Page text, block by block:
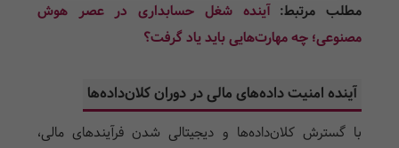
مطلب مرتبط:آینده شغل حسابداری در عصر هوش
مصنوعی؛ چه مهارت‌هایی باید یاد گرفت؟
آینده امنیت داده‌های مالی در دوران کلان‌داده‌ها
با گسترش کلان‌داده‌ها و دیجیتالی شدن فرآیندهای مالی،